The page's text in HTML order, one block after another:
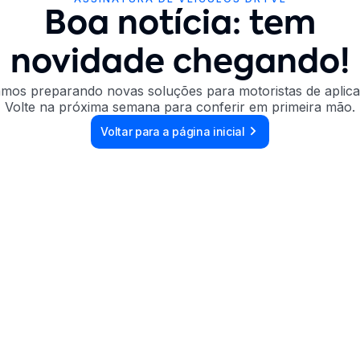
Boa notícia: tem
novidade chegando!
preparando novas soluções para motoristas de
Volte na próxima semana para conferir em primeira mão.
Voltar para a página inicial